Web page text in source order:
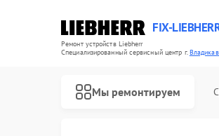
FIX-
Ремонт устройств Liebherr
Специализированный cервисный центр г.
Мы ремонтируем